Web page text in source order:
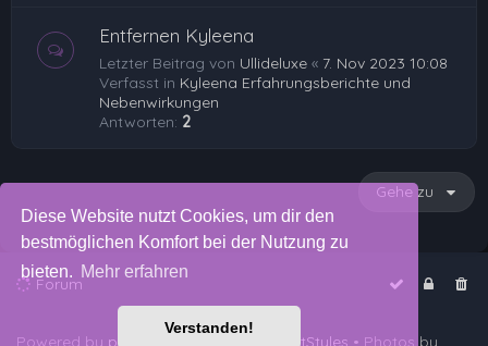
Diese Website nutzt Cookies, um dir den
bestmöglichen Komfort bei der Nutzung zu
bieten. Mehr erfahren
Verstanden!
Entfernen Kyleena
Letzter Beitrag von Ullideluxe « 7. Nov 2023 10:08
Verfasst in Kyleena Erfahrungsberichte und
Nebenwirkungen
Antworten: 2
Gehe zu
Forum
Powered by phpBB PlanetStyles • Photos by